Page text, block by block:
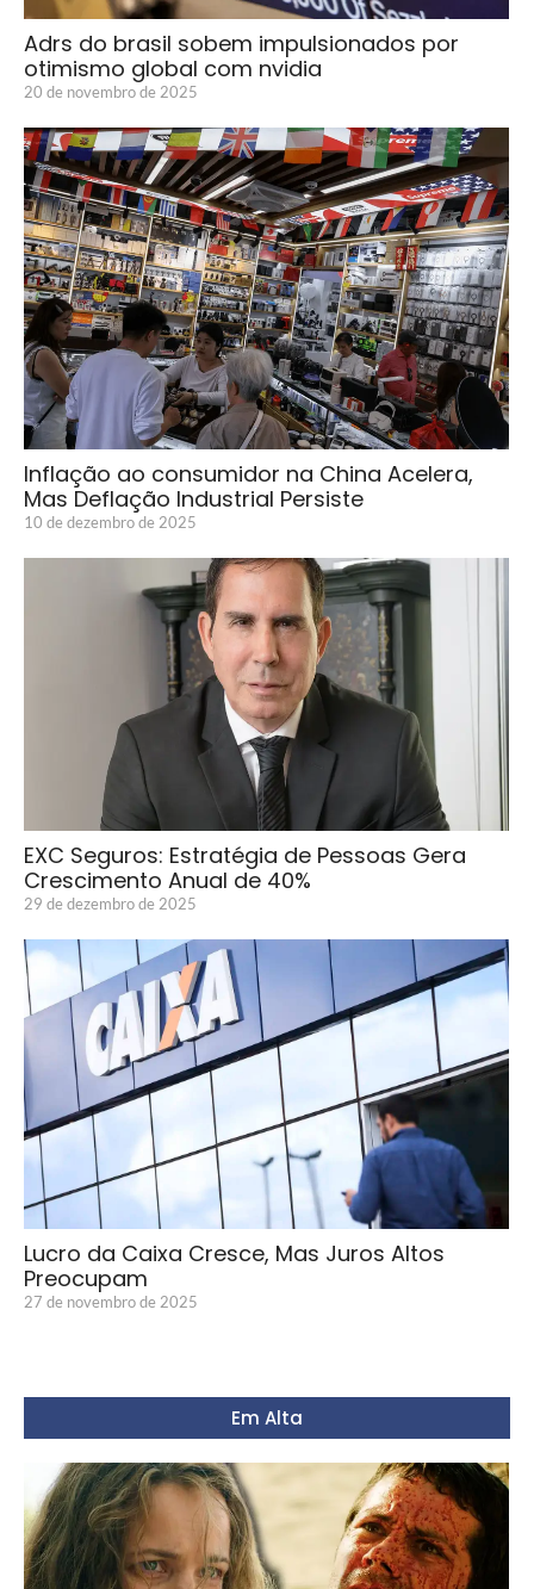
Adrs do brasil sobem impulsionados por
otimismo global com nvidia
20 de novembro de 2025
Inflação ao consumidor na China Acelera,
Mas Deflação Industrial Persiste
10 de dezembro de 2025
EXC Seguros: Estratégia de Pessoas Gera
Crescimento Anual de 40%
29 de dezembro de 2025
Lucro da Caixa Cresce, Mas Juros Altos
Preocupam
27 de novembro de 2025
Em Alta